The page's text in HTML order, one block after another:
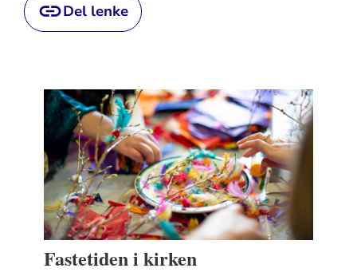
Del lenke
Fastetiden i kirken